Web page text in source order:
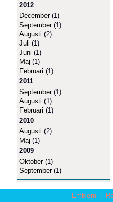
2012
December(1)
September(1)
Augusti (2)
Juli (1)
Juni (1)
Maj (1)
Februari (1)
2011
September(1)
Augusti (1)
Februari (1)
2010
Augusti (2)
Maj (1)
2009
Oktober(1)
September(1)
Emblem |